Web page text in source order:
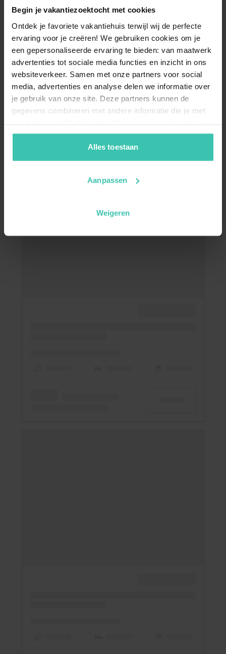
Begin je vakantiezoektocht met cookies
Ontdek je favoriete vakantiehuis terwijl wij de perfecte
ervaring voor je creëren! We gebruiken cookies om je
een gepersonaliseerde ervaring te bieden: van maatwerk
advertenties tot sociale media functies en inzicht in ons
websiteverkeer. Samen met onze partners voor social
media, advertenties en analyse delen we informatie over
je gebruik van onze site. Deze partners kunnen de
gegevens combineren met andere informatie die je met
hen hebt gedeeld of die zij hebben verzameld op basis
van je gebruik van hun diensten. Zo zorgen we ervoor dat
jouw vakantiezoektocht soepel en op maat verloopt!
Alles toestaan
Aanpassen
Weigeren